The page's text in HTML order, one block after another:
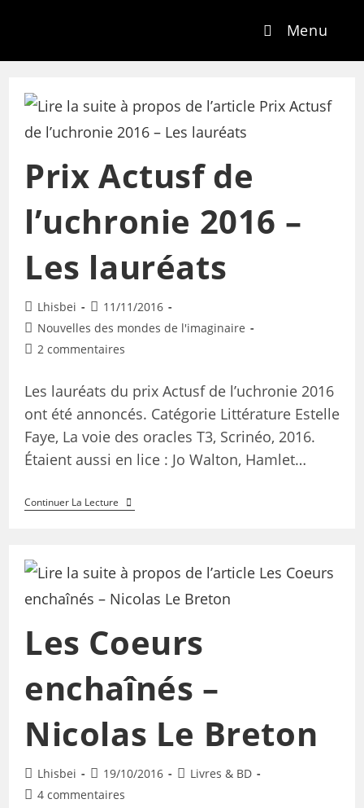
Menu
Prix Actusf de
l’uchronie 2016 –
Les lauréats
Lhisbei
11/11/2016
Nouvelles des mondes de l'imaginaire
2 commentaires
Les lauréats du prix Actusf de l’uchronie 2016
ont été annoncés. Catégorie Littérature Estelle
Faye, La voie des oracles T3, Scrinéo, 2016.
Étaient aussi en lice : Jo Walton, Hamlet…
Continuer La Lecture
Les Coeurs
enchaînés –
Nicolas Le Breton
Lhisbei 19/10/2016
Livres & BD
4 commentaires